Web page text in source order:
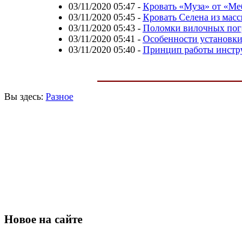
03/11/2020 05:47- Кровать «Муза» от
03/11/2020 05:45- Кровать Селена из
03/11/2020 05:43- Поломки вилочных
03/11/2020 05:41 - Особенности
03/11/2020 05:40- Принцип работы
Вы здесь: Разное
Новое на сайте